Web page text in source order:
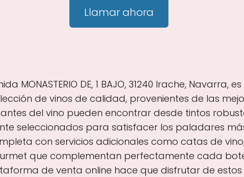
Llamar ahora
MONASTERIO DE, 1 BAJO, 31240 Irache, Navarra,
de vinos de calidad, provenientes de las
del vino pueden encontrar desde tintos
seleccionados para satisfacer los paladares
con servicios adicionales como catas de
que complementan perfectamente cada
de venta online hace que disfrutar de